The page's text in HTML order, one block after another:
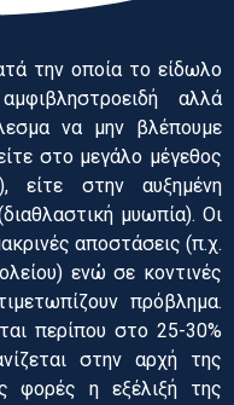
την οποία το είδωλο
αλλά
να μην βλέπουμε
στο μεγάλο μέγεθος
είτε στην αυξημένη
μυωπία). Οι
αποστάσεις (π.χ.
ενώ σε κοντινές
πρόβλημα.
περίπου στο 25-30%
στην αρχή της
φορές η εξέλιξή της